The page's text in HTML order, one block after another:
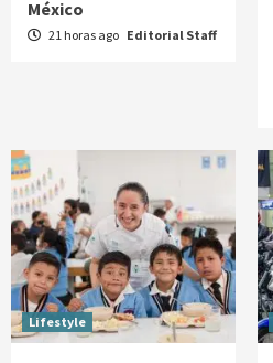
México
21 horas ago Editorial Staff
Lifestyle